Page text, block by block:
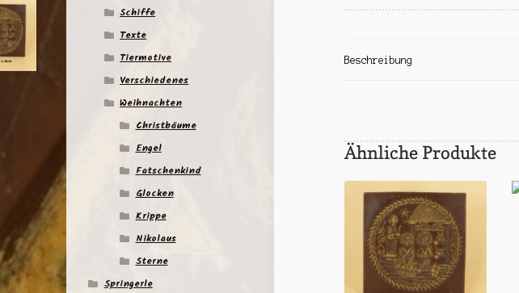
Beschreibung
Ähnliche Produkte
Schiffe
Texte
Tiermotive
Verschiedenes
Weihnachten
Christbäume
Engel
Fatschenkind
Glocken
Krippe
Nikolaus
Sterne
Springerle